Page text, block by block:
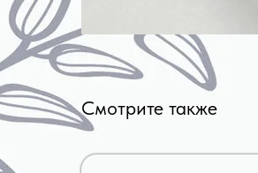
Смотрите также